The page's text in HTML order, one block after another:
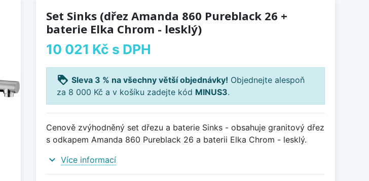
Set Sinks (dřez Amanda 860 Pureblack 26 +
baterie Elka Chrom - lesklý)
10 021 Kč s DPH
loyalty Sleva 3 % na všechny větší objednávky! Objednejte alespoň
za 8 000 Kč a v košíku zadejte kód MINUS3.
Cenově zvýhodněný set dřezu a baterie Sinks - obsahuje granitový dřez
s odkapem Amanda 860 Pureblack 26 a baterii Elka Chrom - lesklý.
expand_more Více informací